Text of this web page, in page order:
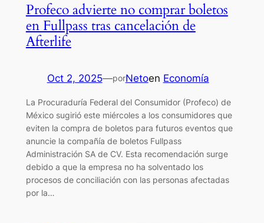
Profeco advierte no comprar boletos
en Fullpass tras cancelación de
Afterlife
Oct 2, 2025—porNetoen Economía
La Procuraduría Federal del Consumidor (Profeco) de
México sugirió este miércoles a los consumidores que
eviten la compra de boletos para futuros eventos que
anuncie la compañía de boletos Fullpass
Administración SA de CV. Esta recomendación surge
debido a que la empresa no ha solventado los
procesos de conciliación con las personas afectadas
por la…